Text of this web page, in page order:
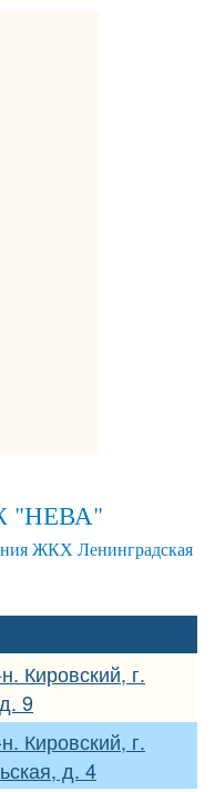
"НЕВА"
ЖКХ Ленинградская
Кировский, г.
9
Кировский, г.
д. 4